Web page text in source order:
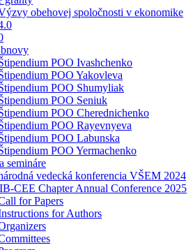
obehovej spoločnosti v ekonomike
POO Ivashchenko
POO Yakovleva
POO Shumyliak
POO Seniuk
POO Cherednichenko
POO Rayevnyeva
POO Labunska
POO Yermachenko
semináre
vedecká konferencia VŠEM 2024
CEE Chapter Annual Conference 2025
for Papers
for Authors